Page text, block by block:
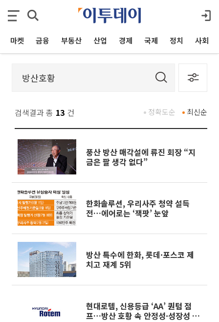
마켓 금융 부동산 산업 경제 국제 정치 사회
검색결과 총 13 건 최신순
정확도순
풍산 방산 매각설에 류진 회장 “지
금은 팔 생각 없다”
한화솔루션, 우리사주 청약 설득
전…에어로는 ‘잭팟’ 눈앞
방산 특수에 한화, 롯데·포스코 제
치고 재계 5위
현대로템, 신용등급 ‘AA’ 퀀텀 점
프…방산 호황 속 안정성·성장성 동